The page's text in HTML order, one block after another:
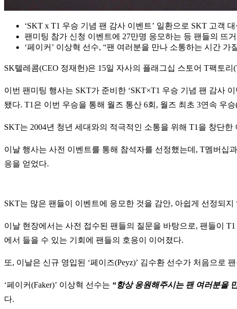
‘SKT x T1 우승 기념 팬 감사 이벤트’ 일환으로 SKT 고객
팬미팅 참가 신청 이벤트에 27만명 응모하는 등 팬들의 뜨
‘페이커’ 이상혁 선수, “팬 여러분을 만나 소통하는 시간 가
SK텔레콤(CEO 정재헌)은 15일 자사의 플래그십 스토어 T팩토
이번 팬미팅 행사는 SKT가 준비한 ‘SKT×T1 우승 기념 팬 감사
됐다. T1은 이번 우승을 통해 월즈 통산 6회, 월즈 최초 3연속 우
SKT는 2004년 청년 세대와의 적극적인 소통을 위해 T1을 창단
이날 행사는 사전 이벤트를 통해 참석자를 선정했는데, T멤버십
응을 얻었다.
SKT는 많은 팬들이 이벤트에 응모한 것을 감안, 아쉽게 선정되
이날 현장에서는 사전 접수된 팬들의 질문을 바탕으로, 팬들이
에서 들을 수 있는 기회에 팬들의 호응이 이어졌다.
또, 이날은 신규 영입된 ‘페이즈(Peyz)’ 김수환 선수가 처음으로
‘페이커(Faker)’ 이상혁 선수는 “항상 응원해주시는 팬 여러분을
다.